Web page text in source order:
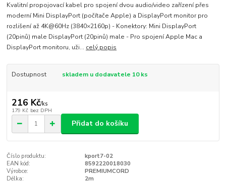
Kvalitní propojovací kabel pro spojení dvou audio/video zařízení přes
moderní Mini DisplayPort (počítače Apple) a DisplayPort monitor pro
rozlišení až 4K@60Hz (3840×2160p) - Konektory: Mini DisplayPort
(20pinů) male DisplayPort (20pinů) male - Pro spojení Apple Mac a
DisplayPort monitoru, uži... celý popis
Dostupnost skladem u dodavatele 10 ks
216 Kč/ks
179 Kč bez DPH
Přidat do košíku
Číslo produktu:
kport7-02
EAN kód:
8592220018030
Výrobce:
PREMIUMCORD
Délka:
2m